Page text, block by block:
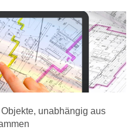
unabhängig aus